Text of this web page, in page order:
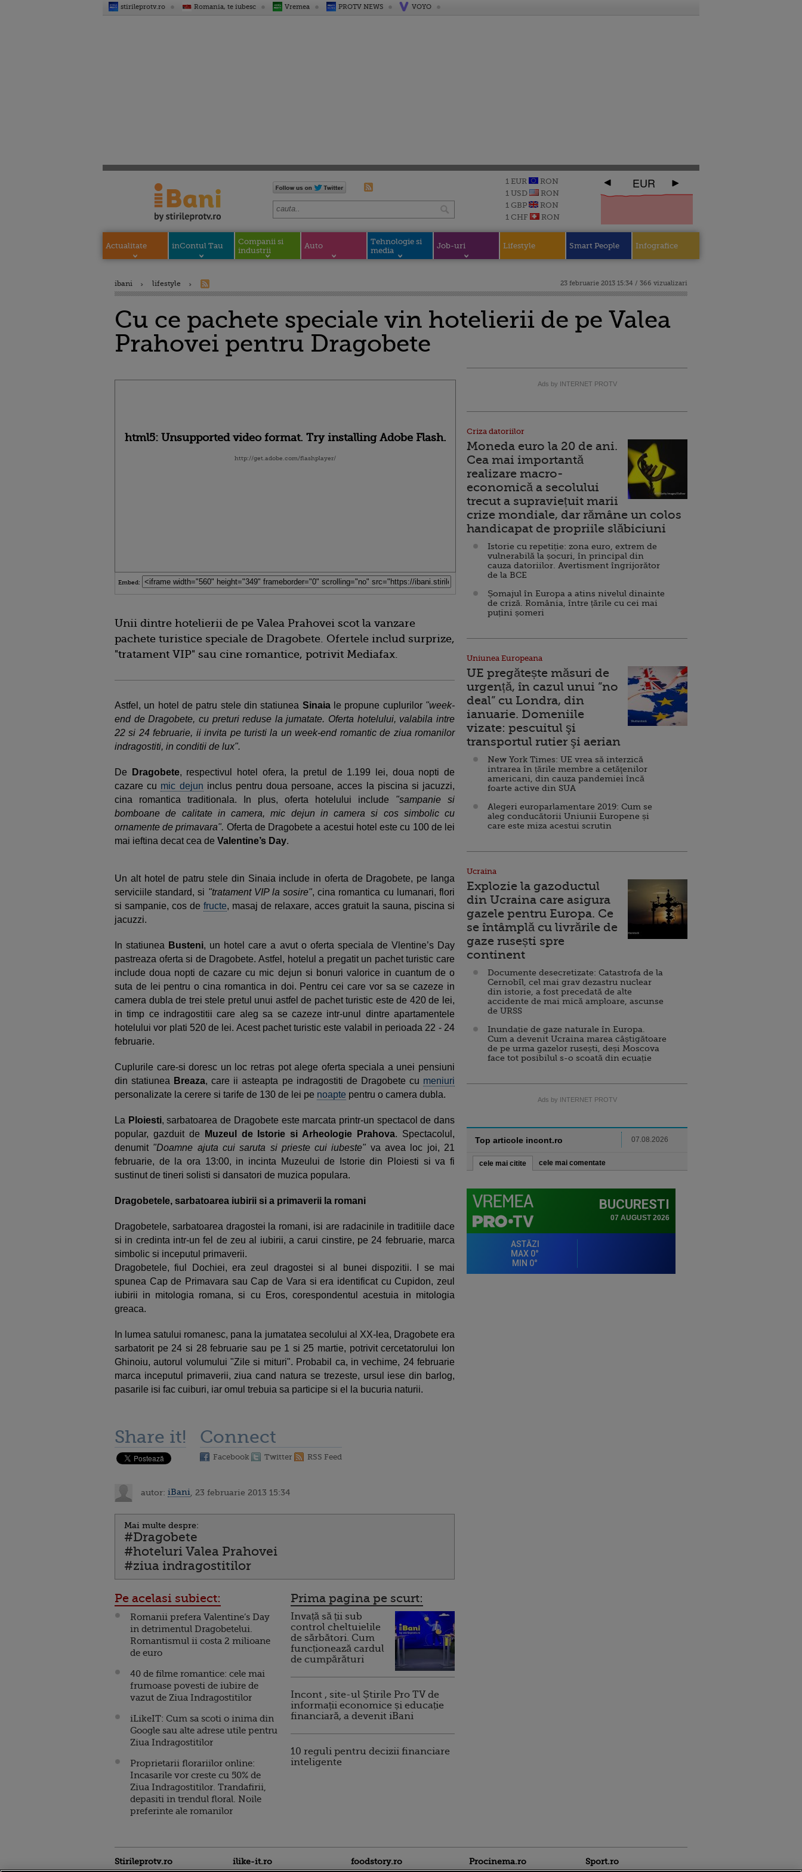
stirileprotv.ro Romania, te iubesc Vremea PROTV NEWS VOYO
1 EUR
RON
1 USD
RON
1 GBP
RON
1 CHF
RON
EUR
Actualitate inContul Tau
Companii si
industrii
Auto
Tehnologie si
media
Job-uri Lifestyle Smart People Infografice
ibani lifestyle 23 februarie 2013 15:34 / 366 vizualizari
Cu ce pachete speciale vin hotelierii de pe Valea
Prahovei pentru Dragobete
html5: Unsupported video format. Try installing Adobe Flash.
http://get.adobe.com/flashplayer/
Embed:
Unii dintre hotelierii de pe Valea Prahovei scot la vanzare
pachete turistice speciale de Dragobete. Ofertele includ surprize,
"tratament VIP" sau cine romantice, potrivit Mediafax.
Astfel, un hotel de patru stele din statiunea Sinaia le propune cuplurilor "week-
end deDragobete, cu preturi reduse la jumatate. Oferta hotelului, valabila intre
22 si 24 februarie, ii invita pe turisti la un week-end romantic de ziua romanilor
indragostiti, in conditii de lux".
De Dragobete, respectivul hotel ofera, la pretul de 1.199 lei, doua nopti de
cazare cu mic dejun inclus pentru doua persoane, acces la piscina si jacuzzi,
cina romantica traditionala. In plus, oferta hotelului include "sampanie si
bomboane de calitate in camera, mic dejun in camera si cos simbolic cu
ornamente de primavara". Oferta de Dragobete a acestui hotel este cu 100 de lei
mai ieftina decat cea de Valentine’s Day.
Un alt hotel de patru stele din Sinaia include in oferta de Dragobete, pe langa
serviciile standard, si "tratament VIP la sosire", cina romantica cu lumanari, flori
si sampanie, cos de fructe, masaj de relaxare, acces gratuit la sauna, piscina si
jacuzzi.
In statiunea Busteni, un hotel care a avut o oferta speciala de Vlentine’s Day
pastreaza oferta si de Dragobete. Astfel, hotelul a pregatit un pachet turistic care
include doua nopti de cazare cu mic dejun si bonuri valorice in cuantum de o
suta de lei pentru o cina romantica in doi. Pentru cei care vor sa se cazeze in
camera dubla de trei stele pretul unui astfel de pachet turistic este de 420 de lei,
in timp ce indragostitii care aleg sa se cazeze intr-unul dintre apartamentele
hotelului vor plati 520 de lei. Acest pachet turistic este valabil in perioada 22 - 24
februarie.
Cuplurile care-si doresc un loc retras pot alege oferta speciala a unei pensiuni
din statiunea Breaza, care ii asteapta pe indragostiti de Dragobete cu meniuri
personalizate la cerere si tarife de 130 de lei pe noapte pentru o camera dubla.
La Ploiesti, sarbatoarea de Dragobete este marcata printr-un spectacol de dans
popular, gazduit de
Muzeul de Istorie si Arheologie Prahova. Spectacolul,
denumit "Doamne ajuta cui saruta si prieste cui iubeste" va avea loc joi, 21
februarie, de la ora 13:00, in incinta Muzeului de Istorie din Ploiesti si va fi
sustinut de tineri solisti si dansatori de muzica populara.
Dragobetele, sarbatoarea iubirii si a primaverii la romani
Dragobetele, sarbatoarea dragostei la romani, isi are radacinile in traditiile dace
si in credinta intr-un fel de zeu al iubirii, a carui cinstire, pe 24 februarie, marca
simbolic si inceputul primaverii.
Dragobetele, fiul Dochiei, era zeul dragostei si al bunei dispozitii. I se mai
spunea Cap de Primavara sau Cap de Vara si era identificat cu Cupidon, zeul
iubirii in mitologia romana, si cu Eros, corespondentul acestuia in mitologia
greaca.
In lumea satului romanesc, pana la jumatatea secolului al XX-lea, Dragobete era
sarbatorit pe 24 si 28 februarie sau pe 1 si 25 martie, potrivit cercetatorului Ion
Ghinoiu, autorul volumului "Zile si mituri". Probabil ca, in vechime, 24 februarie
marca inceputul primaverii, ziua cand natura se trezeste, ursul iese din barlog,
pasarile isi fac cuiburi, iar omul trebuia sa participe si el la bucuria naturii.
Share it! Connect
Facebook Twitter RSS Feed
autor: iBani , 23 februarie 2013 15:34
Mai multe despre:
#Dragobete
#hoteluri Valea Prahovei
#ziua indragostitilor
Pe acelasi subiect:
Romanii prefera Valentine’s Day
in detrimentul Dragobetelui.
Romantismul ii costa 2 milioane
de euro
40 de filme romantice: cele mai
frumoase povesti de iubire de
vazut de Ziua Indragostitilor
iLikeIT: Cum sa scoti o inima din
Google sau alte adrese utile pentru
Ziua Indragostitilor
Proprietarii florariilor online:
Incasarile vor creste cu 50% de
Ziua Indragostitilor. Trandafirii,
depasiti in trendul floral. Noile
preferinte ale romanilor
Prima pagina pe scurt:
Invață să ții sub
control cheltuielile
de sărbători. Cum
funcționează cardul
de cumpărături
Incont , site-ul Știrile Pro TV de
informații economice și educație
financiară, a devenit iBani
10 reguli pentru decizii financiare
inteligente
Ads by INTERNET PROTV
Criza datoriilor
Moneda euro la 20 de ani.
Cea mai importantă
realizare macro-
economică a secolului
trecut a supraviețuit marii
crize mondiale, dar rămâne un colos
handicapat de propriile slăbiciuni
Istorie cu repetiție: zona euro, extrem de
vulnerabilă la șocuri, în principal din
cauza datoriilor. Avertisment îngrijorător
de la BCE
Șomajul în Europa a atins nivelul dinainte
de criză. România, între țările cu cei mai
puțini șomeri
Uniunea Europeana
UE pregătește măsuri de
urgență, în cazul unui ”no
deal” cu Londra, din
ianuarie. Domeniile
vizate: pescuitul şi
transportul rutier şi aerian
New York Times: UE vrea să interzică
intrarea în țările membre a cetăţenilor
americani, din cauza pandemiei încă
foarte active din SUA
Alegeri europarlamentare 2019: Cum se
aleg conducătorii Uniunii Europene și
care este miza acestui scrutin
Ucraina
Explozie la gazoductul
din Ucraina care asigura
gazele pentru Europa. Ce
se întâmplă cu livrările de
gaze rusești spre
continent
Documente desecretizate: Catastrofa de la
Cernobîl, cel mai grav dezastru nuclear
din istorie, a fost precedată de alte
accidente de mai mică amploare, ascunse
de URSS
Inundație de gaze naturale în Europa.
Cum a devenit Ucraina marea câștigătoare
de pe urma gazelor rusești, deși Moscova
face tot posibilul s-o scoată din ecuație
Ads by INTERNET PROTV
Top articole incont.ro 07.08.2026
cele mai citite cele mai comentate
Stirileprotv.ro ilike-it.ro foodstory.ro Procinema.ro Sport.ro